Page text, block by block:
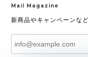
Mail Magazine
新商品やキャンペーンな